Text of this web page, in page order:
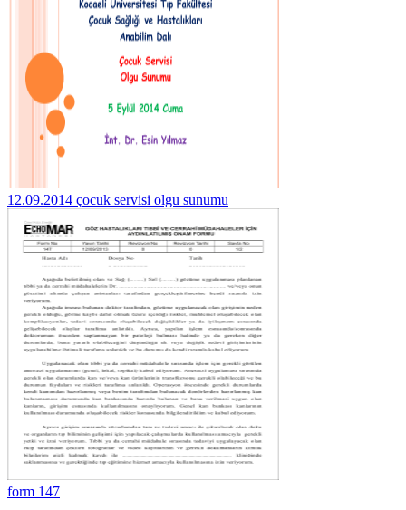
12.09.2014 çocuk servisi olgu sunumu
form 147